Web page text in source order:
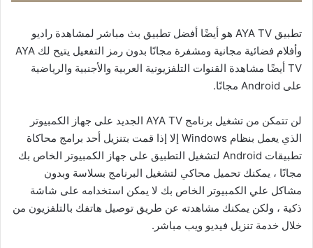
تطبيق AYA TV هو أيضًا أفضل تطبيق بث مباشر لمشاهدة راديو
وأفلام فضائية مجانية ومشفرة مجانًا بدون رمز التفعيل يتيح لك AYA
TV أيضًا مشاهدة القنوات التلفزيونية العربية والأجنبية والرياضية
على Android مجانًا.
لن تتمكن من تشغيل برنامج AYA TV الجديد على جهاز الكمبيوتر
الذي يعمل بنظام Windows إلا إذا قمت بتنزيل أحد برامج محاكاة
تطبيقات Android لتشغيل التطبيق على جهاز الكمبيوتر الخاص بك
مجانًا ، يمكنك تحميل محاكي لتشغيل البرنامج بسلاسة وبدون
مشاكل علي الكمبيوتر الخاص بك لا يمكن استخدامه على شاشة
ذكية ، ولكن يمكنك مشاهدته عن طريق توصيل هاتفك بالتلفزيون من
خلال خدمة تنزيل فيديو ويب مباشر.